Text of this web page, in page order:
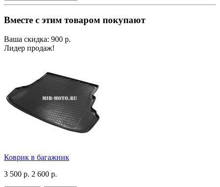
Вместе с этим товаром покупают
Ваша скидка: 900 р.
Лидер продаж!
Коврик в багажник
3 500 р. 2 600 р.